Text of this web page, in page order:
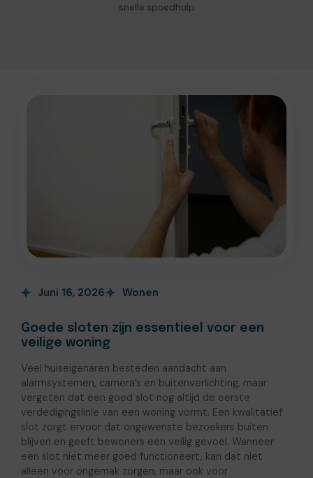
snelle spoedhulp
Juni 16, 2026 Wonen
Goede sloten zijn essentieel voor een
veilige woning
Veel huiseigenaren besteden aandacht aan
alarmsystemen, camera’s en buitenverlichting, maar
vergeten dat een goed slot nog altijd de eerste
verdedigingslinie van een woning vormt. Een kwalitatief
slot zorgt ervoor dat ongewenste bezoekers buiten
blijven en geeft bewoners een veilig gevoel. Wanneer
een slot niet meer goed functioneert, kan dat niet
alleen voor ongemak zorgen, maar ook voor